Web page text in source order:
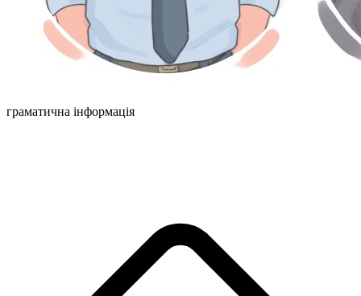
граматична інформація